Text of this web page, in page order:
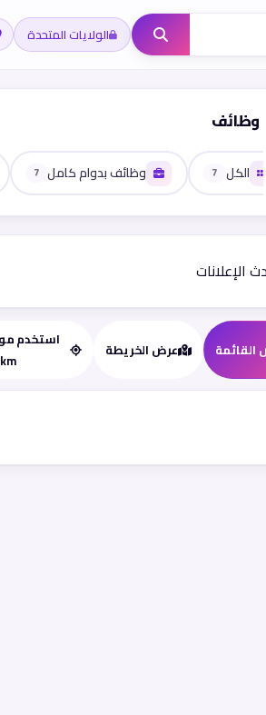
الولايات المتحدة
وظائف
الكل 7 وظائف بدوام كامل 7
الإعلانات
القائمة عرض الخريطة
km)